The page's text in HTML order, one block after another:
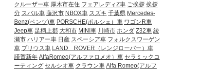
クルーザー車 厚木市在住 フェアレディZ車 ご挨拶 挨拶
分 スバル車 藤沢市 NBOX車 スズキ 千葉県 Mercedes-
Benz(ベンツ)車 PORSCHE(ポルシェ）車 ワゴンR車
Jeep車 足柄上郡 大和市 MINI車 川崎市 ホンダ Z32車 綾
瀬市 ハリアー車 日産 スペーシア車 フォルクスワーゲン
車 プリウス車 LAND ROVER（レンジローバー）車
謹賀新年 AlfaRomeo(アルファロメオ）車 セラミックコ
ーティング セルシオ車 クラウン車 Alfa Romeo(アルフ